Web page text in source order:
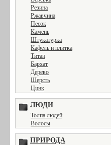
Резина
Ржавчина
Песок
Камень
Штукатурка
Кафель и плитка
Титан
Бархат
Дерево
Шерсть
Цинк
ЛЮДИ
Толпа людей
Волосы
ПРИРОДА